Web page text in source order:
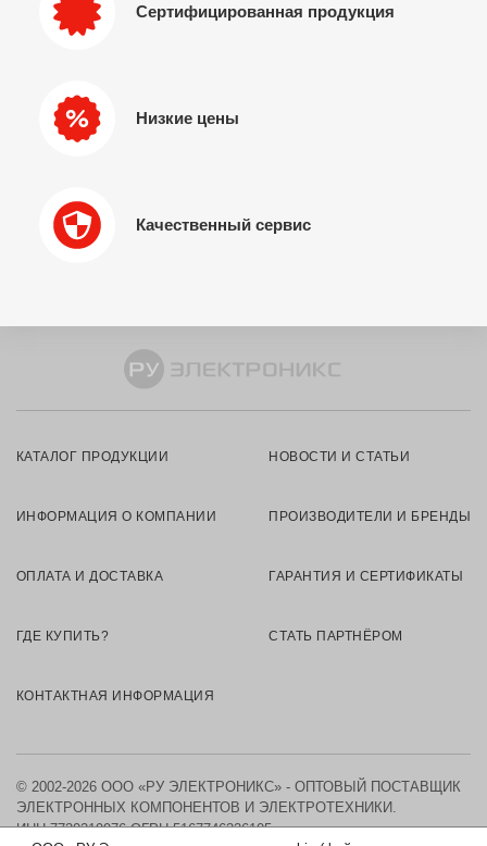
Сертифицированная продукция
Низкие цены
Качественный сервис
КАТАЛОГ ПРОДУКЦИИ НОВОСТИ И СТАТЬИ
ИНФОРМАЦИЯ О КОМПАНИИ ПРОИЗВОДИТЕЛИ И БРЕНДЫ
ОПЛАТА И ДОСТАВКА ГАРАНТИЯ И СЕРТИФИКАТЫ
ГДЕ КУПИТЬ? СТАТЬ ПАРТНЁРОМ
КОНТАКТНАЯ ИНФОРМАЦИЯ
© 2002-2026 ООО «РУ ЭЛЕКТРОНИКС» - ОПТОВЫЙ ПОСТАВЩИК
ЭЛЕКТРОННЫХ КОМПОНЕНТОВ И ЭЛЕКТРОТЕХНИКИ.
ИНН 7730219976 ОГРН 5167746326105